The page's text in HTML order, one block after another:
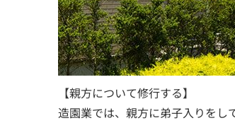
【親方について修行する】
造園業では、親方に弟子入りをし